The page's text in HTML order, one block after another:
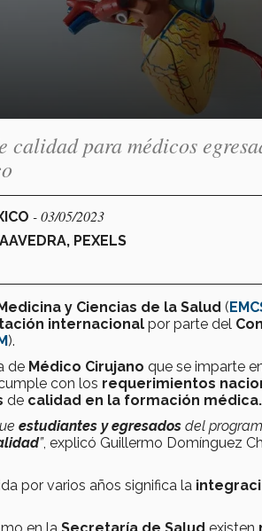
para médicos
- 03/05/2023
PEXELS
y Ciencias de la Salud (
internacional por parte del
).
de Médico Cirujano que se imparte
con los requerimientos
de calidad en la formación médica.
estudiantes y egresados del
”, explicó Guillermo Domínguez
por varios años significa la
en la Secretaría de Salud existen